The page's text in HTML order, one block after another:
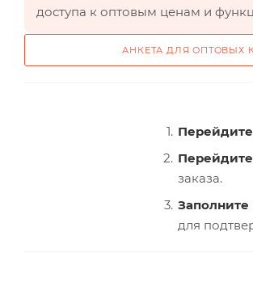
доступа к оптовым ценам и
АНКЕТА ДЛЯ ОПТОВЫХ
Перейдите
заказа.
Заполните
для